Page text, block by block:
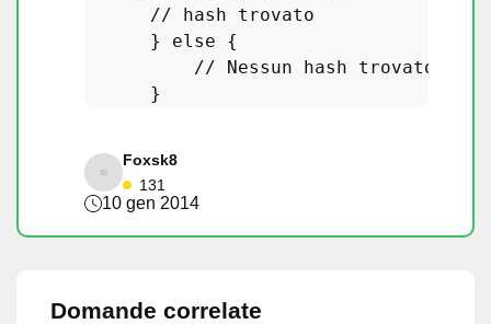
// hash trovato
      }
else {
// Nessun hash trovato
Foxsk8
131
10 gen 2014
Domande correlate